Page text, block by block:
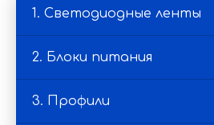
1. Светодиодные ленты
2. Блоки питания
3. Профили